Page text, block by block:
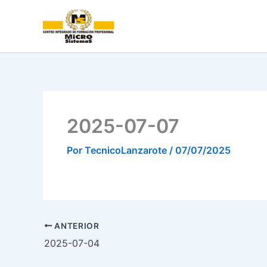
2025-07-07
Por TecnicoLanzarote / 07/07/2025
ANTERIOR
2025-07-04